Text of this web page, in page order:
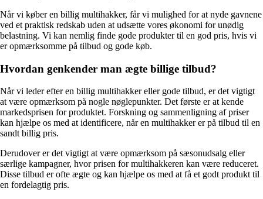
Når vi køber en billig multihakker, får vi mulighed for at nyde gavnene
ved et praktisk redskab uden at udsætte vores økonomi for unødig
belastning. Vi kan nemlig finde gode produkter til en god pris, hvis vi
er opmærksomme på tilbud og gode køb.
Hvordan genkender man ægte billige tilbud?
Når vi leder efter en billig multihakker eller gode tilbud, er det vigtigt
at være opmærksom på nogle nøglepunkter. Det første er at kende
markedsprisen for produktet. Forskning og sammenligning af priser
kan hjælpe os med at identificere, når en multihakker er på tilbud til en
sandt billig pris.
Derudover er det vigtigt at være opmærksom på sæsonudsalg eller
særlige kampagner, hvor prisen for multihakkeren kan være reduceret.
Disse tilbud er ofte ægte og kan hjælpe os med at få et godt produkt til
en fordelagtig pris.